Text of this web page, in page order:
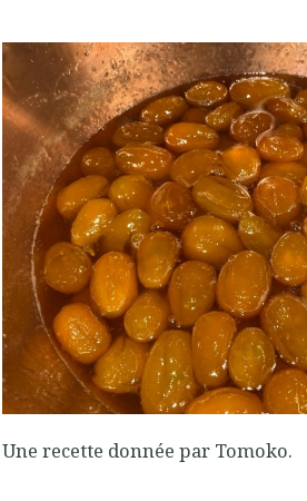
Une recette donnée par Tomoko.